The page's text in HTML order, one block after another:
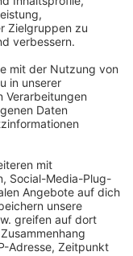
kann
die
Sie der
dieses